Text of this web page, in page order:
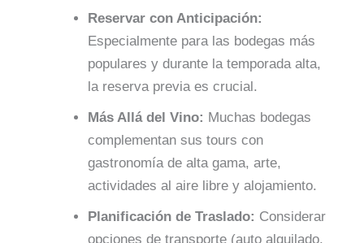
Reservar con Anticipación:
Especialmente para las bodegas más
populares y durante la temporada alta,
la reserva previa es crucial.
Más Allá del Vino: Muchas bodegas
complementan sus tours con
gastronomía de alta gama, arte,
actividades al aire libre y alojamiento.
Planificación de Traslado: Considerar
opciones de transporte (auto alquilado,